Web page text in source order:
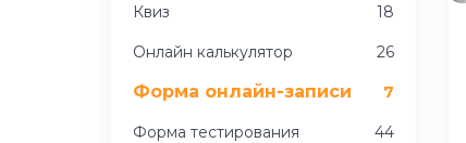
Квиз 18
Онлайн калькулятор 26
Форма онлайн-записи 7
Форма тестирования 44